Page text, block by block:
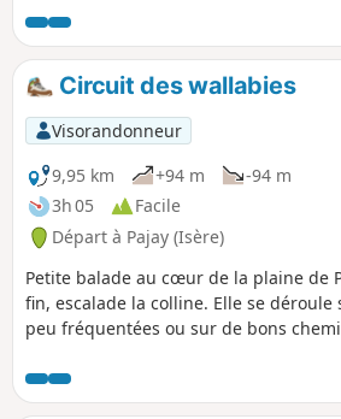
Circuit des wallabies
Visorandonneur
9,95 km
+94 m
-94 m
3h 05
Facile
Départ à Pajay (Isère)
Petite balade au cœur de la plaine de
fin, escalade la colline. Elle se
peu fréquentées ou sur de bons